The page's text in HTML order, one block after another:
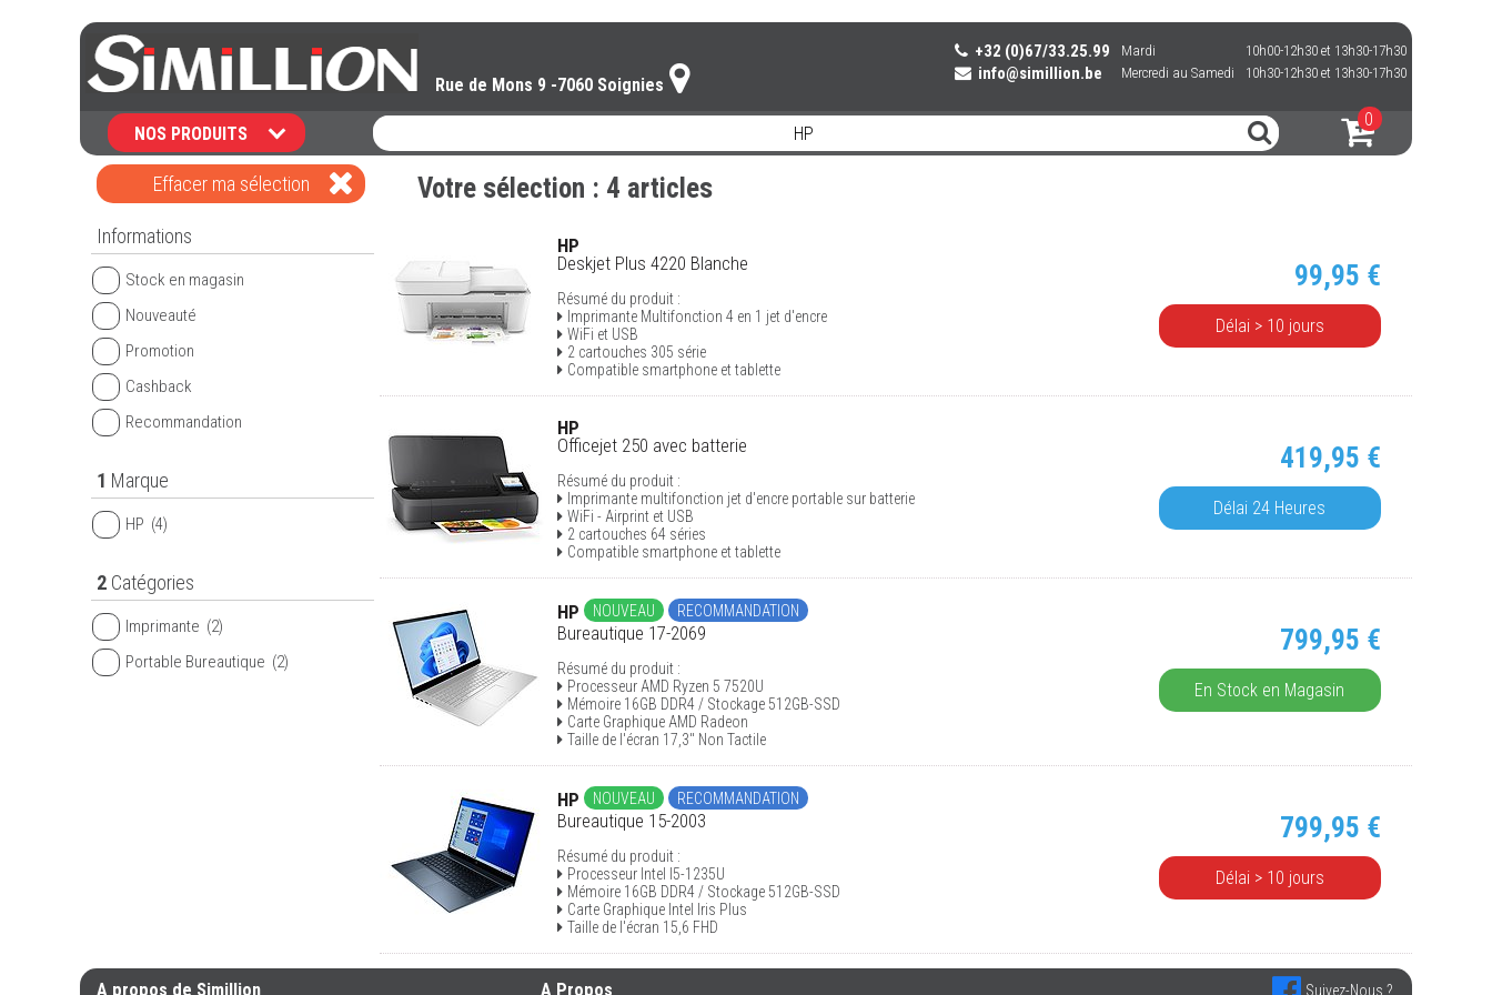
Rue de Mons 9 -7060 Soignies
10h00-12h30 et 13h30-17h30
10h30-12h30 et 13h30-17h30
Mardi
Mercredi au Samedi
+32 (0)67/33.25.99
info@simillion.be
NOS PRODUITS
0
Effacer ma sélection
Informations
Stock en magasin
Nouveauté
Promotion
Cashback
Recommandation
1 Marque
HP (4)
2 Catégories
Imprimante (2)
Portable Bureautique (2)
Votre sélection : 4 articles
HP
Deskjet Plus 4220 Blanche
Résumé du produit :
Imprimante Multifonction 4 en 1 jet d'encre
WiFi et USB
2 cartouches 305 série
Compatible smartphone et tablette
99,95 €
Délai > 10 jours
HP
Officejet 250 avec batterie
Résumé du produit :
Imprimante multifonction jet d'encre portable sur batterie
WiFi - Airprint et USB
2 cartouches 64 séries
Compatible smartphone et tablette
419,95 €
Délai 24 Heures
HP NOUVEAU RECOMMANDATION
Bureautique 17-2069
Résumé du produit :
Processeur AMD Ryzen 5 7520U
Mémoire 16GB DDR4 / Stockage 512GB-SSD
Carte Graphique AMD Radeon
Taille de l'écran 17,3'' Non Tactile
799,95 €
En Stock en Magasin
HP NOUVEAU RECOMMANDATION
Bureautique 15-2003
Résumé du produit :
Processeur Intel I5-1235U
Mémoire 16GB DDR4 / Stockage 512GB-SSD
Carte Graphique Intel Iris Plus
Taille de l'écran 15,6 FHD
799,95 €
Délai > 10 jours
A propos de Simillion A Propos Suivez-Nous ?